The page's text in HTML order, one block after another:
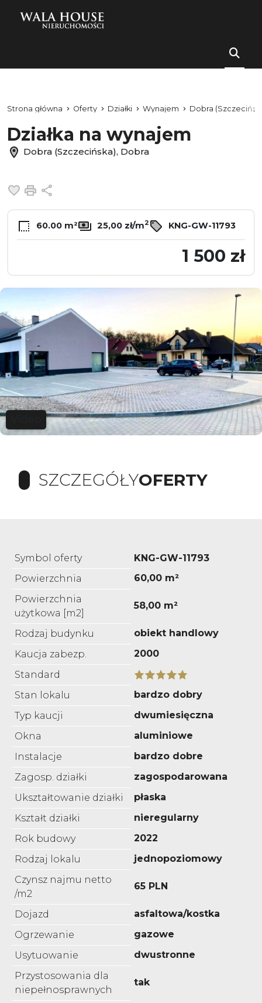
Strona główna Oferty Działki Wynajem Dobra
Działka na wynajem
Dobra (Szczecińska), Dobra
Dodaj do ulubionych
Drukuj
60.00 m² 25,00 zł/m2 KNG-GW-11793
1 500 zł
SZCZEGÓŁYOFERTY
Symbol oferty
KNG-GW-11793
Powierzchnia
60,00 m²
Powierzchnia
użytkowa [m2]
58,00 m²
Rodzaj budynku
obiekt handlowy
Kaucja zabezp.
2000
Standard
Stan lokalu
bardzo dobry
Typ kaucji
dwumiesięczna
Okna
aluminiowe
Instalacje
bardzo dobre
Zagosp. działki
zagospodarowana
Ukształtowanie działki
płaska
Kształt działki
nieregularny
Rok budowy
2022
Rodzaj lokalu
jednopoziomowy
Czynsz najmu netto
/m2
65 PLN
Dojazd
asfaltowa/kostka
Ogrzewanie
gazowe
Usytuowanie
dwustronne
Przystosowania dla
niepełnosprawnych
tak